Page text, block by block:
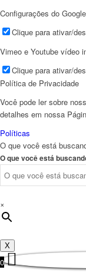
Configurações do
Clique para ativar/
Vimeo e Youtube vídeo
Clique para ativar/
Política de Privacidade
Você pode ler sobre
detalhes em nossa
Políticas
O que você está
O que você está
×
X
0